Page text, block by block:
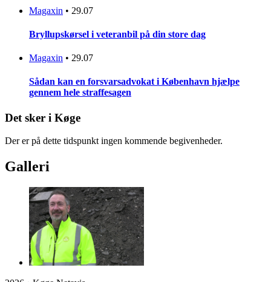
Magaxin • 29.07
Bryllupskørsel i veteranbil på din store dag
Magaxin • 29.07
Sådan kan en forsvarsadvokat i København hjælpe
gennem hele straffesagen
Det sker i Køge
Der er på dette tidspunkt ingen kommende begivenheder.
Galleri